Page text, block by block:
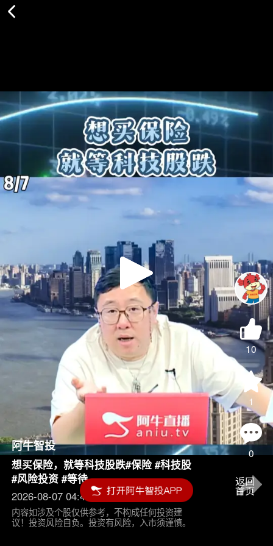
Play
Video
10
1
0
阿牛智投
想买保险，就等科技股跌#保险 #科技股
#风险投资 #等待
2026-08-07 04:45
内容如涉及个股仅供参考，不构成任何投资建
议！投资风险自负。投资有风险，入市须谨慎。